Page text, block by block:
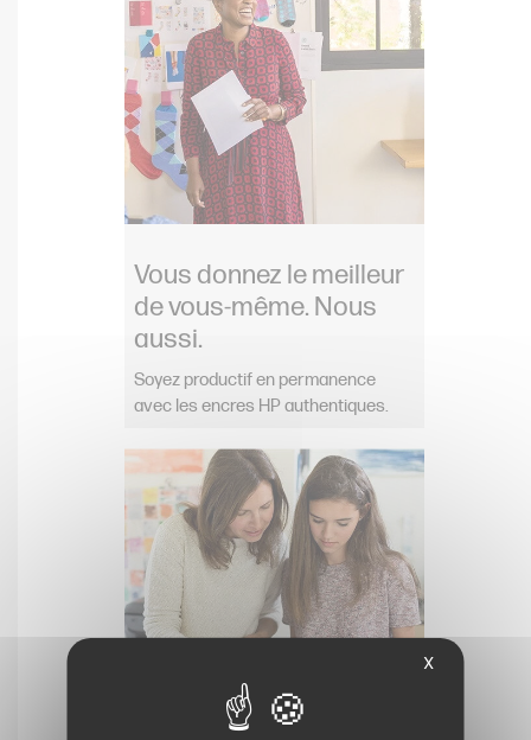
Vous donnez le meilleur
de vous-même. Nous
aussi.
Soyez productif en permanence
avec les encres HP authentiques.
X